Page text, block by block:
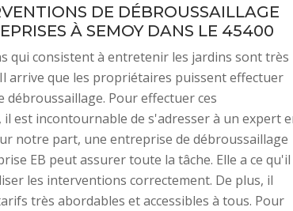
DE DÉBROUSSAILLAGE
À SEMOY DANS LE 45400
qui consistent à entretenir les jardins sont très
arrive que les propriétaires puissent effectuer
débroussaillage. Pour effectuer ces
est incontournable de s'adresser à un expert
notre part, une entreprise de débroussaillage
EB peut assurer toute la tâche. Elle a ce qu'il
les interventions correctement. De plus, il
très abordables et accessibles à tous. Pour